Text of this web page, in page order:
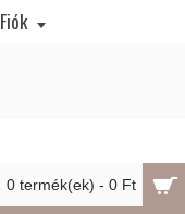
Fiók
0 termék(ek) - 0 Ft